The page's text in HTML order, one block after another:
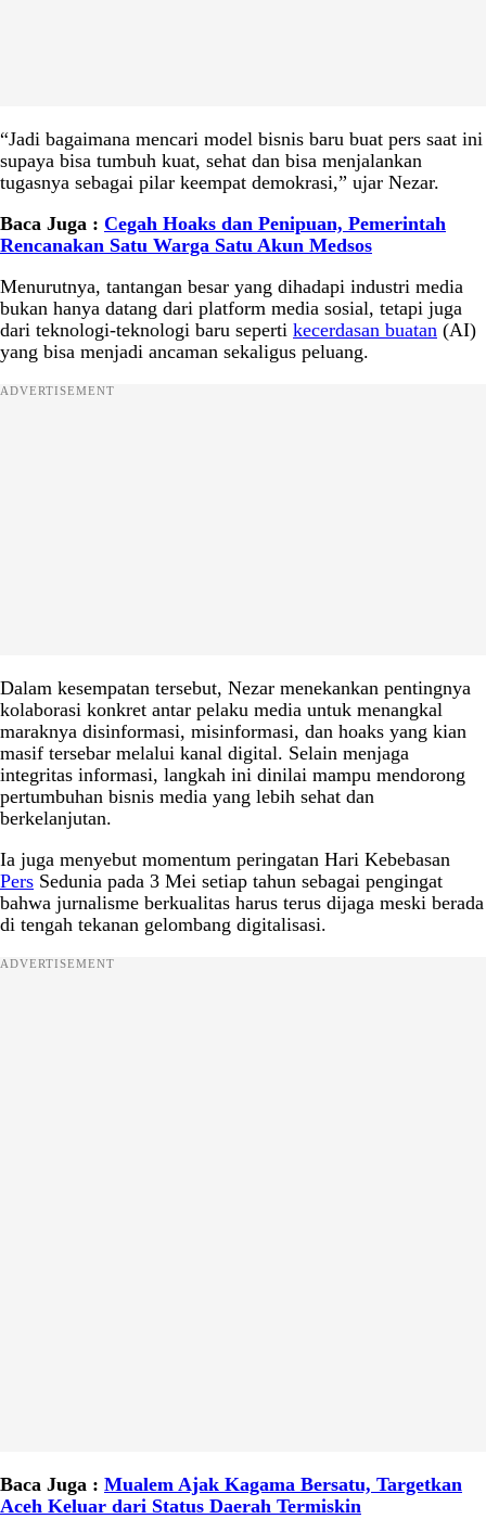
“Jadi bagaimana mencari model bisnis baru buat pers saat ini
supaya bisa tumbuh kuat, sehat dan bisa menjalankan
tugasnya sebagai pilar keempat demokrasi,” ujar Nezar.
Baca Juga : Cegah Hoaks dan Penipuan, Pemerintah
Rencanakan Satu Warga Satu Akun Medsos
Menurutnya, tantangan besar yang dihadapi industri media
bukan hanya datang dari platform media sosial, tetapi juga
dari teknologi-teknologi baru seperti kecerdasan buatan (AI)
yang bisa menjadi ancaman sekaligus peluang.
ADVERTISEMENT
Dalam kesempatan tersebut, Nezar menekankan pentingnya
kolaborasi konkret antar pelaku media untuk menangkal
maraknya disinformasi, misinformasi, dan hoaks yang kian
masif tersebar melalui kanal digital. Selain menjaga
integritas informasi, langkah ini dinilai mampu mendorong
pertumbuhan bisnis media yang lebih sehat dan
berkelanjutan.
Ia juga menyebut momentum peringatan Hari Kebebasan
Pers Sedunia pada 3 Mei setiap tahun sebagai pengingat
bahwa jurnalisme berkualitas harus terus dijaga meski berada
di tengah tekanan gelombang digitalisasi.
ADVERTISEMENT
Baca Juga : Mualem Ajak Kagama Bersatu, Targetkan
Aceh Keluar dari Status Daerah Termiskin